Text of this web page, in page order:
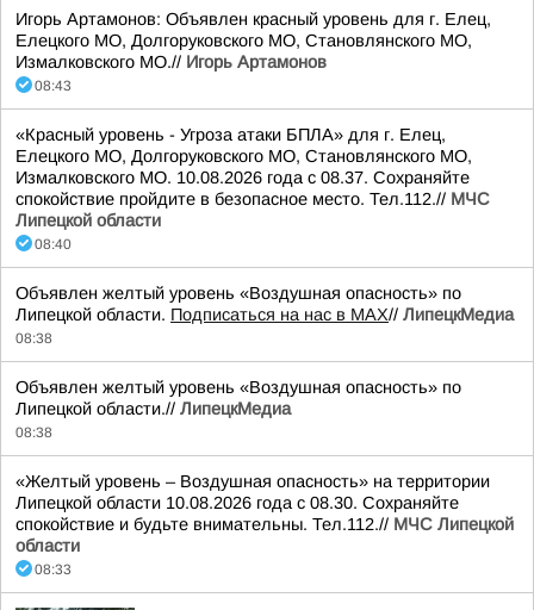
Игорь Артамонов: Объявлен красный уровень для г. Елец,
Елецкого МО, Долгоруковского МО, Становлянского МО,
Измалковского МО.// Игорь Артамонов
08:43
«Красный уровень - Угроза атаки БПЛА» для г. Елец,
Елецкого МО, Долгоруковского МО, Становлянского МО,
Измалковского МО. 10.08.2026 года с 08.37. Сохраняйте
спокойствие пройдите в безопасное место. Тел.112.// МЧС
Липецкой области
08:40
Объявлен желтый уровень «Воздушная опасность» по
Липецкой области. Подписаться на нас в МАХ// ЛипецкМедиа
08:38
Объявлен желтый уровень «Воздушная опасность» по
Липецкой области.// ЛипецкМедиа
08:38
«Желтый уровень – Воздушная опасность» на территории
Липецкой области 10.08.2026 года с 08.30. Сохраняйте
спокойствие и будьте внимательны. Тел.112.// МЧС Липецкой
области
08:33